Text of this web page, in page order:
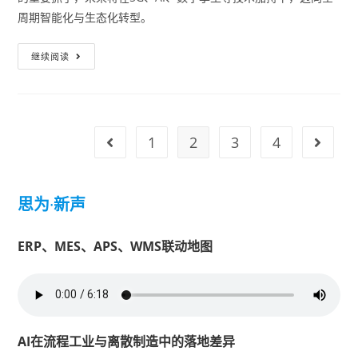
周期智能化与生态化转型。
继续阅读
1 2 3 4
思为·新声
ERP、MES、APS、WMS联动地图
AI在流程工业与离散制造中的落地差异